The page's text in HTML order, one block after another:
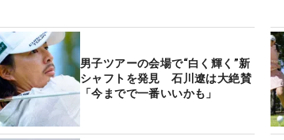
男子ツアーの会場で“白く輝く”新
シャフトを発見 石川遼は大絶賛
「今までで一番いいかも」